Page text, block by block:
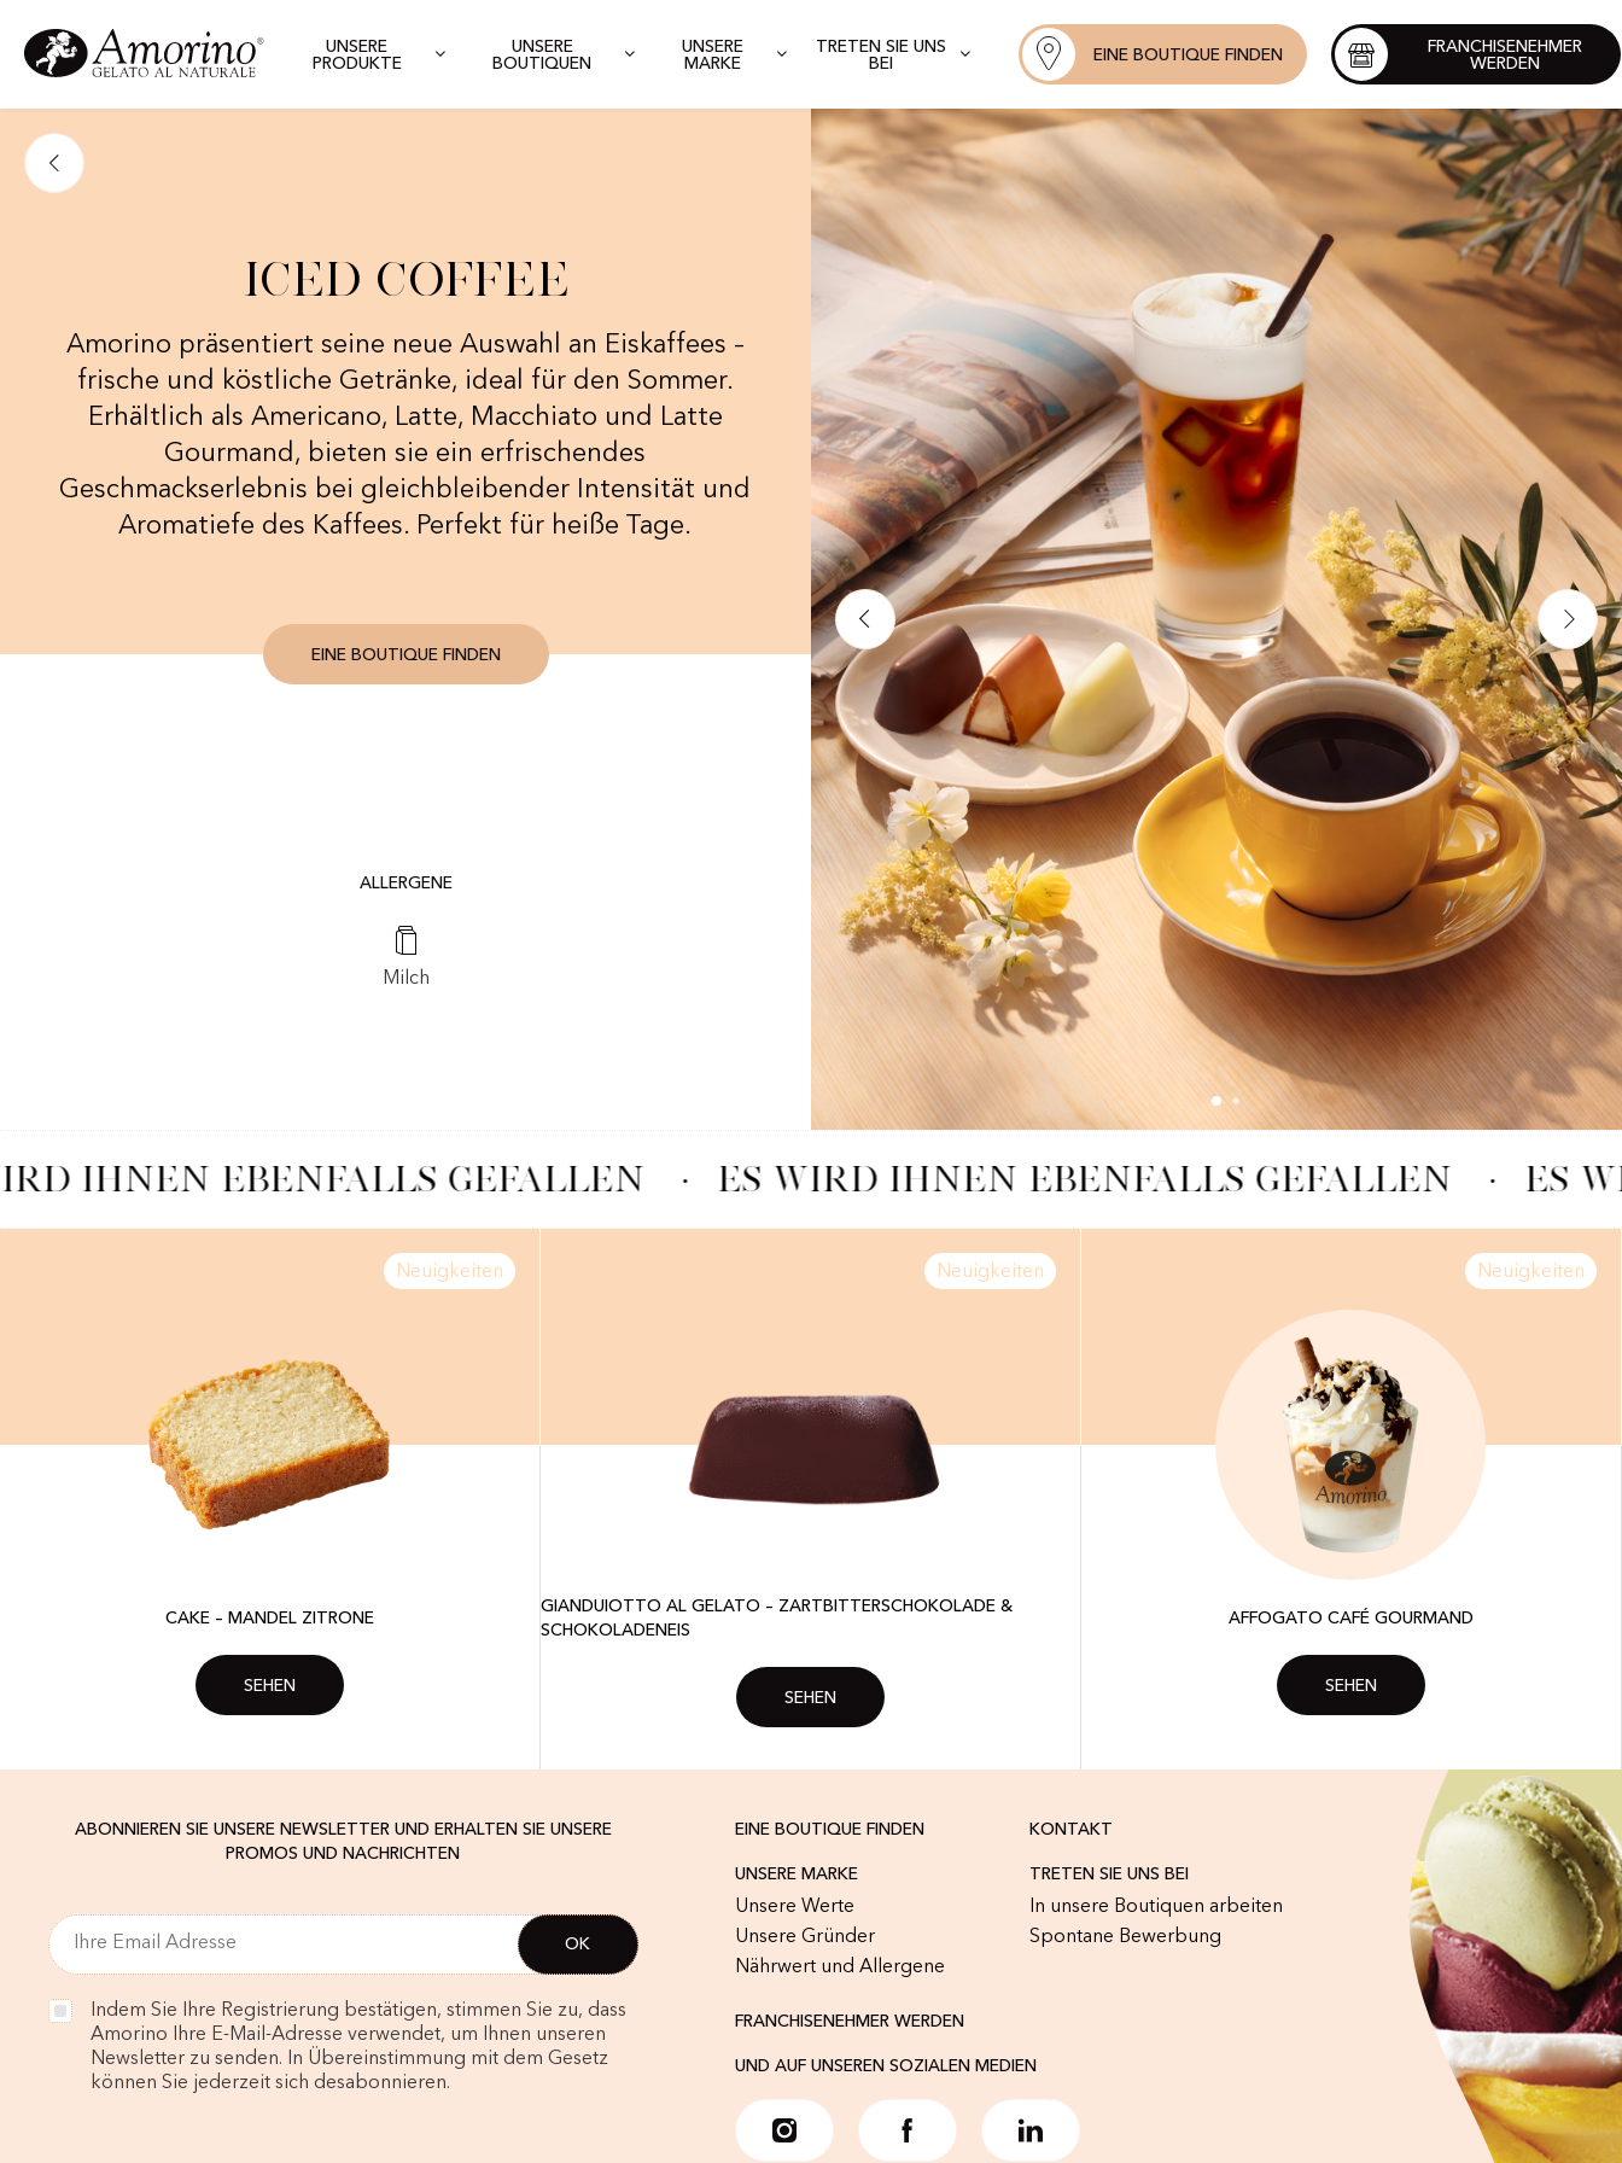
UNSERE
PRODUKTE
UNSERE
BOUTIQUEN
UNSERE
MARKE
TRETEN SIE UNS
BEI
EINE BOUTIQUE FINDEN
FRANCHISENEHMER
WERDEN
Iced Coffee
Amorino präsentiert seine neue Auswahl an Eiskaffees –
frische und köstliche Getränke, ideal für den Sommer.
Erhältlich als Americano, Latte, Macchiato und Latte
Gourmand, bieten sie ein erfrischendes
Geschmackserlebnis bei gleichbleibender Intensität und
Aromatiefe des Kaffees. Perfekt für heiße Tage.
EINE BOUTIQUE FINDEN
ALLERGENE
Milch
IHNEN EBENFALLS GEFALLEN ES WIRD IHNEN EBENFALLS GEFALLEN ES
Neuigkeiten
CAKE – MANDEL ZITRONE
SEHEN
Neuigkeiten
GIANDUIOTTO AL GELATO – ZARTBITTERSCHOKOLADE &
SCHOKOLADENEIS
SEHEN
Neuigkeiten
AFFOGATO CAFÉ GOURMAND
SEHEN
ABONNIEREN SIE UNSERE NEWSLETTER UND ERHALTEN SIE UNSERE
PROMOS UND NACHRICHTEN
Indem Sie Ihre Registrierung bestätigen, stimmen Sie zu, dass
Amorino Ihre E-Mail-Adresse verwendet, um Ihnen unseren
Newsletter zu senden. In Übereinstimmung mit dem Gesetz
können Sie jederzeit sich desabonnieren.
EINE BOUTIQUE FINDEN KONTAKT
UNSERE MARKE
Unsere Werte
Unsere Gründer
Nährwert und Allergene
TRETEN SIE UNS BEI
In unsere Boutiquen arbeiten
Spontane Bewerbung
FRANCHISENEHMER WERDEN
UND AUF UNSEREN SOZIALEN MEDIEN